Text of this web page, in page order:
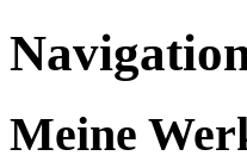
Meine